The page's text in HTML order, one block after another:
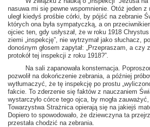
nasuwa mi się pewne wspomnienie. Otóż jeden
uległ kiedyś prośbie córki, by pójść na zebranie
których ona była sympatyczką, a on
ojciec ten, gdy usłyszał, że w roku 1918 Chrystus
ziemi „inspekcję”, nie wytrzymał jako słuchacz,
donośnym głosem zapytał: „Przepraszam, a czy
protokół tej inspekcji z roku 1918?”.
Na sali zapanowała konsternacja.
pozwolił na dokończenie zebrania, a później
wytłumaczyć, że tę inspekcję po prostu
fakcie. To zderzenie się faktów z nauczaniem
wystarczyło córce tego ojca, by mogła
Towarzystwa Strażnica opierają się na jakiejś
Dopiero to spowodowało, że dziewczyna ta
przestała chodzić na zebrania.